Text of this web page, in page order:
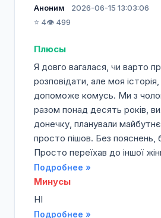
Аноним
2026-06-15 13:03:06
⭐ 4👁️ 499
Плюсы
Я довго вагалася, чи варто
розповідати, але моя
допоможе комусь. Ми з
разом понад десять років,
донечку, планували
просто пішов. Без пояснень,
Просто переїхав до іншої
Подробнее »
Минусы
НІ
Подробнее »